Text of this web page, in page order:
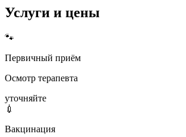
Услуги и цены
🐾
Первичный приём
Осмотр терапевта
уточняйте
💉
Вакцинация